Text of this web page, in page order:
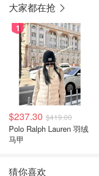
大家都在抢
1
$237.30 $419.00
Polo Ralph Lauren 羽绒
马甲
猜你喜欢